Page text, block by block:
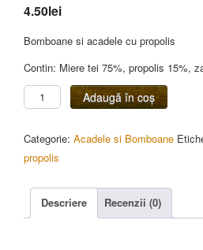
4.50lei
Bomboane si acadele cu propolis
Contin: Miere tei 75%, propolis 15%,
Cantitate
Acadele
propolis
Adaugă în coș
Categorie: Acadele si Bomboane
propolis
Descriere Recenzii (0)